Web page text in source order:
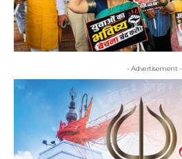
- Advertisement -